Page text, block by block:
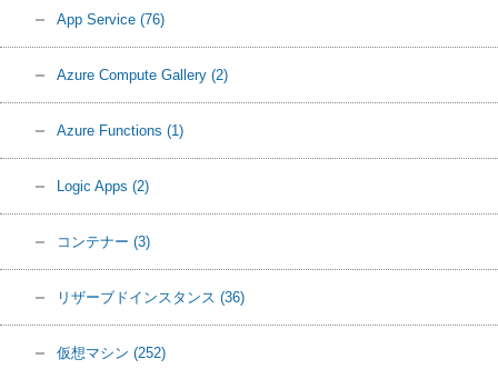
App Service (76)
Azure Compute Gallery (2)
Azure Functions (1)
Logic Apps (2)
コンテナー (3)
リザーブドインスタンス (36)
仮想マシン (252)